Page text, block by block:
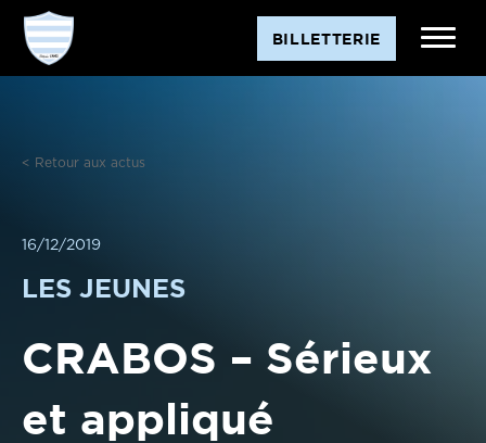
Aller
contenu
BILLETTERIE
< Retour aux actus
16/12/2019
LES JEUNES
CRABOS – Sérieux
et appliqué